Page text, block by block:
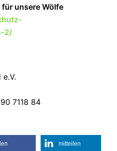
für unsere Wölfe
2/
7118 84
mitteilen